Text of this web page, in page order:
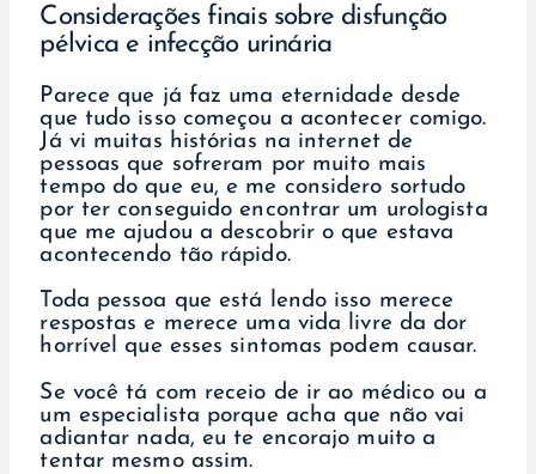
Considerações finais sobre disfunção
pélvica e infecção urinária
Parece que já faz uma eternidade desde
que tudo isso começou a acontecer comigo.
Já vi muitas histórias na internet de
pessoas que sofreram por muito mais
tempo do que eu, e me considero sortudo
por ter conseguido encontrar um urologista
que me ajudou a descobrir o que estava
acontecendo tão rápido.
Toda pessoa que está lendo isso merece
respostas e merece uma vida livre da dor
horrível que esses sintomas podem causar.
Se você tá com receio de ir ao médico ou a
um especialista porque acha que não vai
adiantar nada, eu te encorajo muito a
tentar mesmo assim.